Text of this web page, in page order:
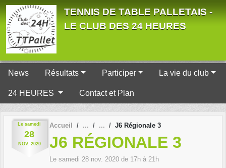
TENNIS DE TABLE PALLETAIS -
LE CLUB DES 24 HEURES
News Résultats Participer La vie du club
24 HEURES Contact et Plan
Le samedi
28
NOV. 2020
Accueil J6 Régionale 3
J6 RÉGIONALE 3
Le samedi 28 nov. 2020 de 17h à 21h
Panneau de gestion des cookies